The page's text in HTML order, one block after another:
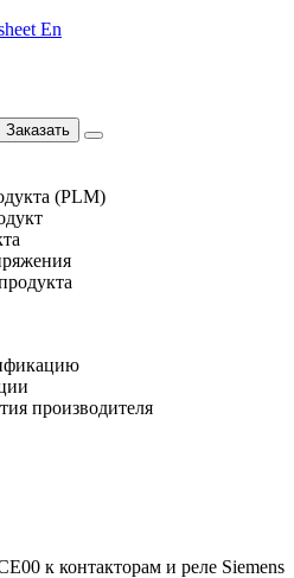
En
Заказать
(PLM)
производителя
к контакторам и реле Siemens